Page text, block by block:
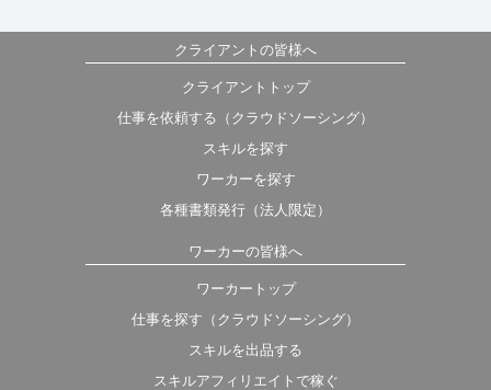
クライアントの皆様へ
クライアントトップ
仕事を依頼する（クラウドソーシング）
スキルを探す
ワーカーを探す
各種書類発行（法人限定）
ワーカーの皆様へ
ワーカートップ
仕事を探す（クラウドソーシング）
スキルを出品する
スキルアフィリエイトで稼ぐ